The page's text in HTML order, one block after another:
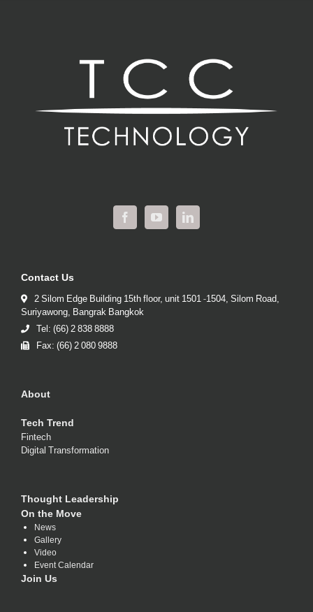
Contact Us
2 Silom Edge Building 15th floor, unit 1501 -1504, Silom Road,
Suriyawong, Bangrak Bangkok
Tel: (66) 2 838 8888
Fax: (66) 2 080 9888
About
Tech Trend
Fintech
Digital Transformation
Thought Leadership
On the Move
News
Gallery
Video
Event Calendar
Join Us